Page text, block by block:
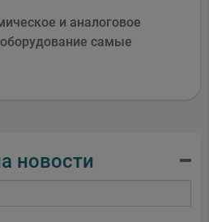
и аналоговое
самые
новости